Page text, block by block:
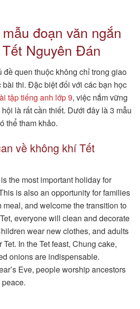
đoạn văn ngắn
Nguyên Đán
đề quen thuộc không chỉ trong giao
bài thi. Đặc biệt đối với các bạn học
tập tiếng anh lớp 9, việc nắm vững
là rất cần thiết. Dưới đây là 3 mẫu
thể tham khảo.
về không khí Tết
the most important holiday for
is also an opportunity for families
meal, and welcome the transition to
everyone will clean and decorate
wear new clothes, and adults
In the Tet feast, Chung cake,
onions are indispensable.
Eve, people worship ancestors